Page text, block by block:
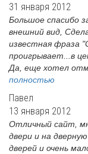
31 января 2012
Большое спасибо
внешний вид,
известная фраза
проигрывает...в
Да, еще хотел
полностью
Павел
13 января 2012
Отличный сайт,
двери и на
дверей и очень